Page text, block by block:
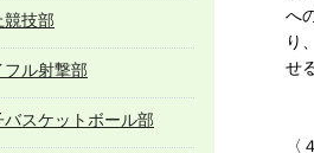
競技部
フル射撃部
バスケットボール部
へ
り
せ
〈